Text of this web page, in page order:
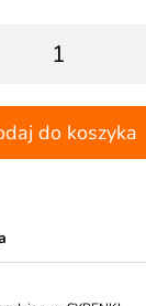
do koszyka